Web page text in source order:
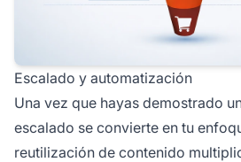
Escalado y automatización
Una vez que hayas demostrado
escalado se convierte en tu
reutilización de contenido